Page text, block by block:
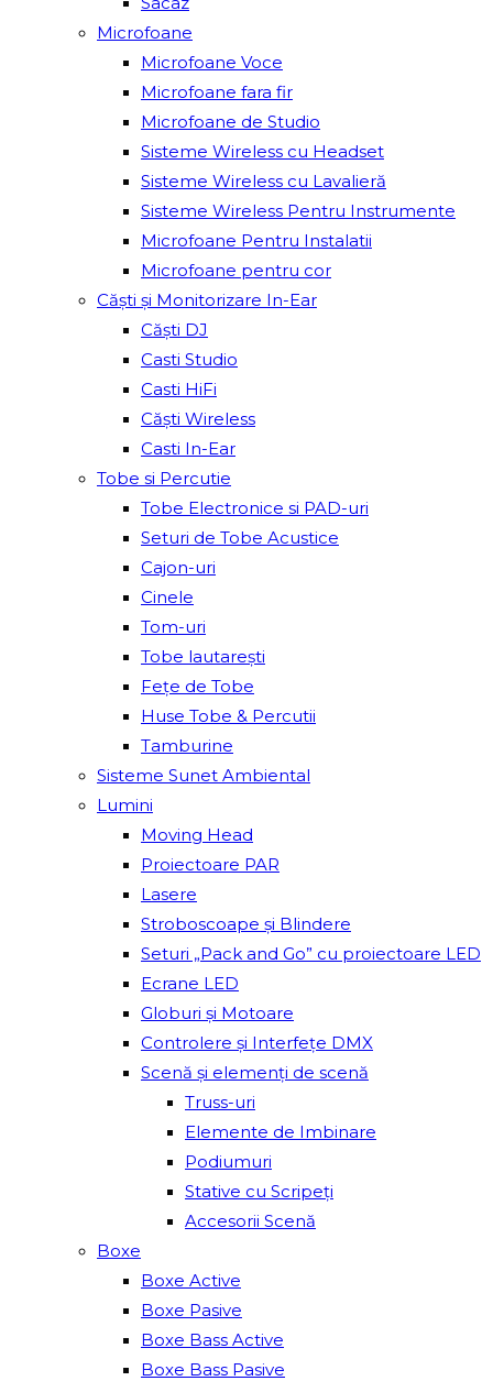
Microfoane
Microfoane Voce
Microfoane fara fir
Microfoane de Studio
Sisteme Wireless cu Headset
Sisteme Wireless cu Lavalieră
Sisteme Wireless Pentru Instrumente
Microfoane Pentru Instalatii
Microfoane pentru cor
Căști și Monitorizare In-Ear
Căști DJ
Casti Studio
Casti HiFi
Căști Wireless
Casti In-Ear
Tobe si Percutie
Tobe Electronice si PAD-uri
Seturi de Tobe Acustice
Cajon-uri
Cinele
Tom-uri
Tobe lautareşti
Fețe de Tobe
Huse Tobe & Percutii
Tamburine
Sisteme Sunet Ambiental
Lumini
Moving Head
Proiectoare PAR
Lasere
Stroboscoape și Blindere
Seturi „Pack and Go” cu proiectoare LED
Ecrane LED
Globuri și Motoare
Controlere și Interfețe DMX
Scenă și elemenți de scenă
Truss-uri
Elemente de Imbinare
Podiumuri
Stative cu Scripeți
Accesorii Scenă
Boxe
Boxe Active
Boxe Pasive
Boxe Bass Active
Boxe Bass Pasive